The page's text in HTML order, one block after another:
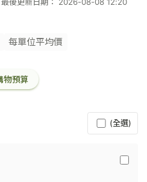
每單位平均價
物預算
(全選)
紅